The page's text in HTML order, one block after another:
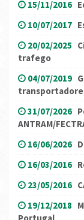
15/11/2016
10/07/2017
20/02/2025
trafego
04/07/2019
31/07/2026
ANTRAM/
16/06/2026
16/03/2016
23/05/2016
19/12/2018